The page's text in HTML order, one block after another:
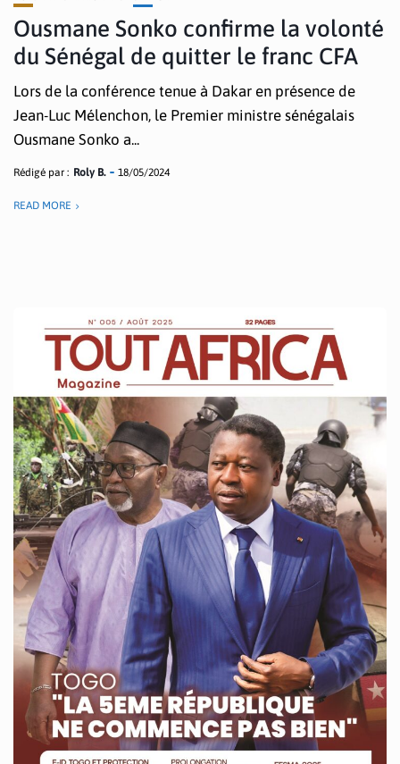
Ousmane Sonko confirme la volonté
du Sénégal de quitter le franc CFA
Lors de la conférence tenue à Dakar en présence de
Jean-Luc Mélenchon, le Premier ministre sénégalais
Ousmane Sonko a...
Rédigé par : Roly B. 18/05/2024
READ MORE